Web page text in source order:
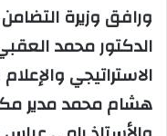
ورافق وزيرة
الدكتور محمد
الاستراتيجي
هشام محمد مدير